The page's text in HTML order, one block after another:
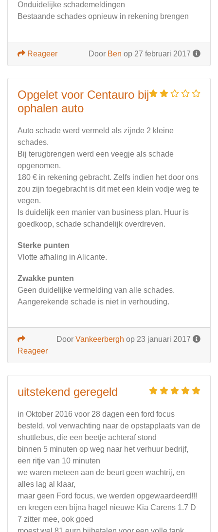
Onduidelijke schademeldingen
Bestaande schades opnieuw in rekening brengen
Door Ben op 27 februari 2017
Reageer
Opgelet voor Centauro bij
ophalen auto
Auto schade werd vermeld als zijnde 2 kleine
schades.
Bij terugbrengen werd een veegje als schade
opgenomen.
180 € in rekening gebracht. Zelfs indien het door ons
zou zijn toegebracht is dit met een klein vodje weg te
vegen.
Is duidelijk een manier van business plan. Huur is
goedkoop, schade schandelijk overdreven.
Sterke punten
Vlotte afhaling in Alicante.
Zwakke punten
Geen duidelijke vermelding van alle schades.
Aangerekende schade is niet in verhouding.
Door Vankeerbergh op 23 januari 2017
Reageer
uitstekend geregeld
in Oktober 2016 voor 28 dagen een ford focus
besteld, vol verwachting naar de opstapplaats van de
shuttlebus, die een beetje achteraf stond
binnen 5 minuten op weg naar het verhuur bedrijf,
een ritje van 10 minuten
we waren meteen aan de beurt geen wachtrij, en
alles lag al klaar,
maar geen Ford focus, we werden opgewaardeerd!!!
en kregen een bijna hagel nieuwe Kia Carens 1.7 D
7 zitter mee, ook goed